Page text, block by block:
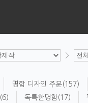
>
명함 디자인 주문(157)
(6) 독특한명함(17)